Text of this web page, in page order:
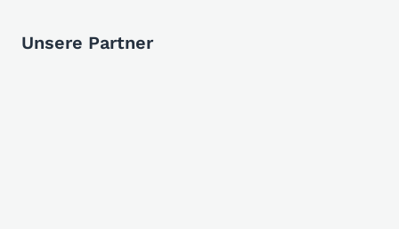
Unsere Partner